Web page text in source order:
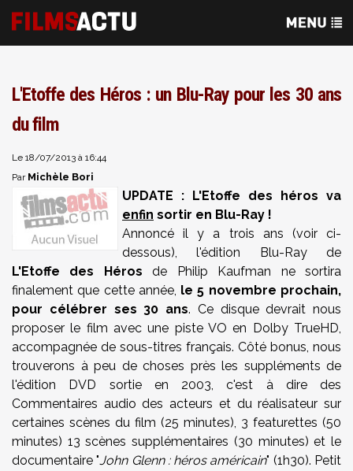
L'Etoffe des Héros : un Blu-Ray pour les 30 ans
du film
Le 18/07/2013 à 16:44
Par Michèle Bori
UPDATE : L'Etoffe des héros va
enfin sortir en Blu-Ray !
Annoncé il y a trois ans (voir ci-
dessous), l'édition Blu-Ray de
L'Etoffe des Héros de Philip Kaufman ne sortira
finalement que cette année, le 5 novembre prochain,
pour célébrer ses 30 ans. Ce disque devrait nous
proposer le film avec une piste VO en Dolby TrueHD,
accompagnée de sous-titres français. Côté bonus, nous
trouverons à peu de choses près les suppléments de
l'édition DVD sortie en 2003, c'est à dire des
Commentaires audio des acteurs et du réalisateur sur
certaines scènes du film (25 minutes), 3 featurettes (50
minutes) 13 scènes supplémentaires (30 minutes) et le
documentaire "John Glenn : héros américain" (1h30). Petit